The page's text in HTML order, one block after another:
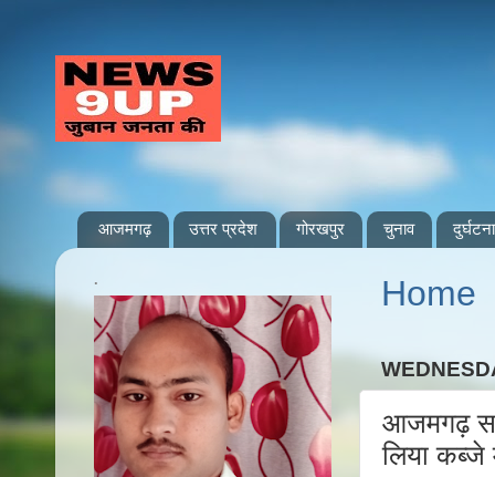
आजमगढ़ उत्तर प्रदेश गोरखपुर चुनाव दुर्घटना
Home
आजमगढ़
लिया कब्जे
.